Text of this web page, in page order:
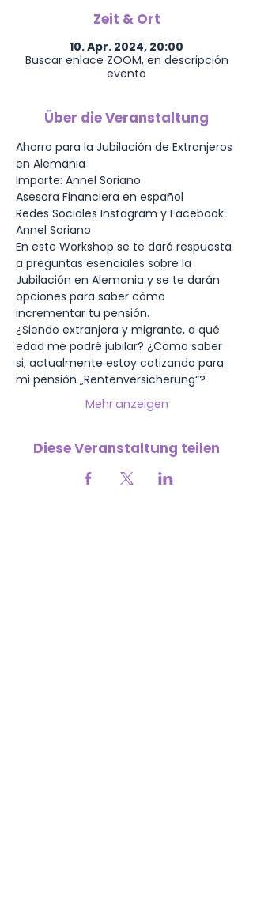
Zeit & Ort
10. Apr. 2024, 20:00
Buscar enlace ZOOM, en descripción
evento
Über die Veranstaltung
Ahorro para la Jubilación de Extranjeros
en Alemania
Imparte: Annel Soriano
Asesora Financiera en español
Redes Sociales Instagram y Facebook:
Annel Soriano
En este Workshop se te dará respuesta
a preguntas esenciales sobre la
Jubilación en Alemania y se te darán
opciones para saber cómo
incrementar tu pensión.
¿Siendo extranjera y migrante, a qué
edad me podré jubilar? ¿Como saber
si, actualmente estoy cotizando para
mi pensión „Rentenversicherung“?
Mehr anzeigen
Diese Veranstaltung teilen